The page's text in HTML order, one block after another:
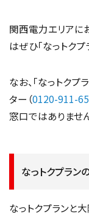
関西電力エリアに
はぜひ「なっトク
なお、「なっトク
ター（0120-911-
窓口ではありません
なっトクプラン
なっトクプランと